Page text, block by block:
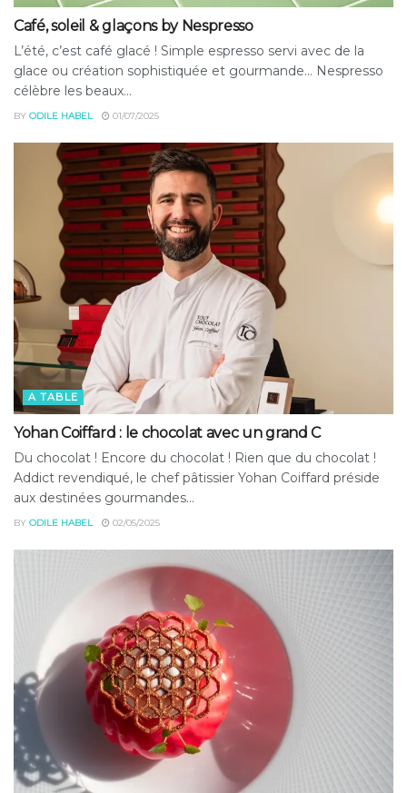
Café, soleil & glaçons by Nespresso
L’été, c’est café glacé ! Simple espresso servi avec de la
glace ou création sophistiquée et gourmande… Nespresso
célèbre les beaux...
BY ODILE HABEL 01/07/2025
A TABLE
Yohan Coiffard : le chocolat avec un grand C
Du chocolat ! Encore du chocolat ! Rien que du chocolat !
Addict revendiqué, le chef pâtissier Yohan Coiffard préside
aux destinées gourmandes...
BY ODILE HABEL 02/05/2025